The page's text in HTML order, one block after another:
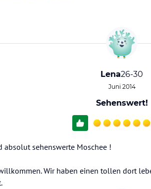
Lena26-30
Juni 2014
Sehenswert!
absolut sehenswerte Moschee !
Wir haben einen tollen dort